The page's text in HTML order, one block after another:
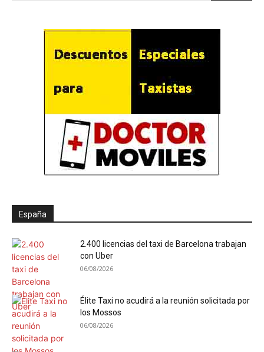
España
2.400 licencias del taxi de Barcelona trabajan
con Uber
06/08/2026
Élite Taxi no acudirá a la reunión solicitada por
los Mossos
06/08/2026